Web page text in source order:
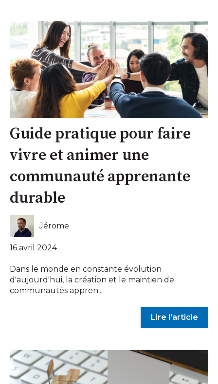
Guide pratique pour faire
vivre et animer une
communauté apprenante
durable
Jérome
16 avril 2024
Dans le monde en constante évolution
d'aujourd'hui, la création et le maintien de
communautés appren...
Lire l'article